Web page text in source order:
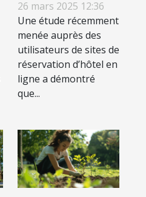
aimeraient
essayer un
logement
atypique en
2019
26 mars 2025 12:36
Une étude récemment
menée auprès des
utilisateurs de sites de
réservation d’hôtel en
ligne a démontré
que...